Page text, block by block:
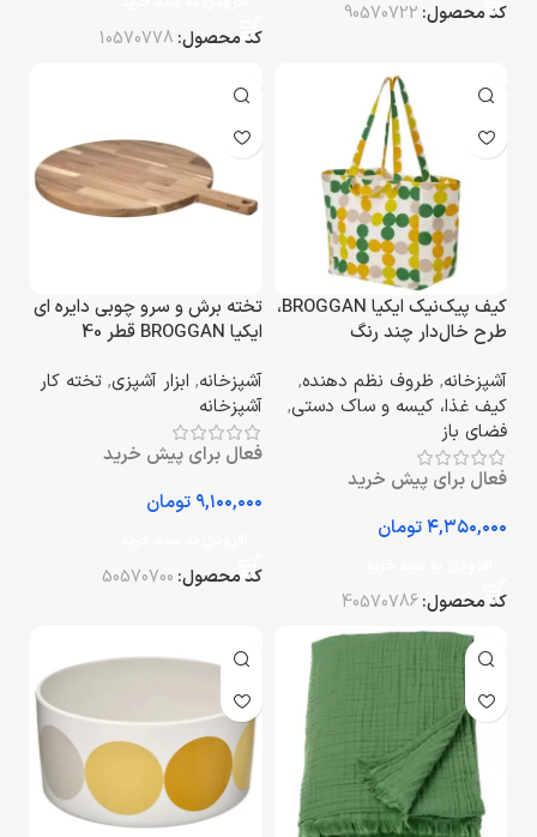
کد محصول: 90570722
کد محصول: 10570778
کیف پیک‌نیک ایکیا BROGGAN،
طرح خال‌دار چند رنگ
آشپزخانه, ظروف نظم دهنده,
کیف غذا، کیسه و ساک دستی,
فضای باز
فعال برای پیش خرید
تومان
کد محصول:40570786
تخته برش و سرو چوبی دایره ای
ایکیا BROGGAN قطر 40
آشپزخانه, ابزار آشپزی, تخته کار
آشپزخانه
فعال برای پیش خرید
تومان
کد محصول: 50570700